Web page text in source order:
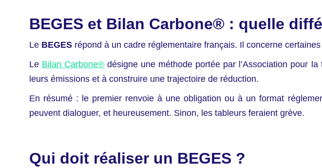
BEGES et Bilan Carbone® : quelle
Le BEGES répond à un cadre réglementaire français. Il concerne
Le Bilan Carbone® désigne une méthode portée par l’Association pour
leurs émissions et à construire une trajectoire de réduction.
En résumé : le premier renvoie à une obligation ou à un format
peuvent dialoguer, et heureusement. Sinon, les tableurs feraient grève.
Qui doit réaliser un BEGES ?